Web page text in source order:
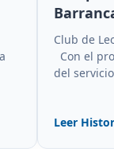
Club de
Con el
del
Leer